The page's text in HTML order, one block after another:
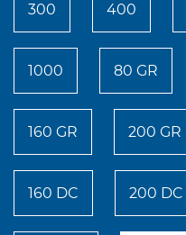
300 400
1000 80 GR
160 GR 200 GR
160 DC 200 DC